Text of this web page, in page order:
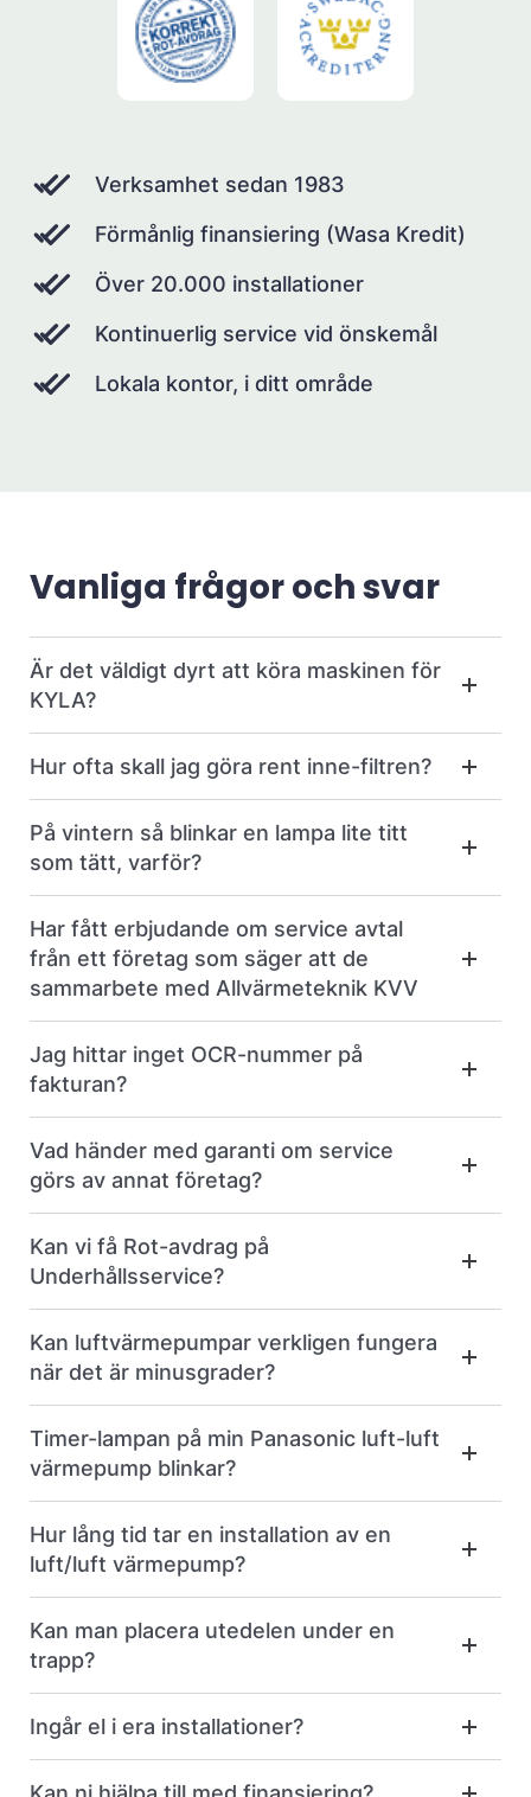
Verksamhet sedan 1983
Förmånlig finansiering (Wasa Kredit)
Över 20.000 installationer
Kontinuerlig service vid önskemål
Lokala kontor, i ditt område
Vanliga frågor och svar
Är det väldigt dyrt att köra maskinen för
KYLA?
Hur ofta skall jag göra rent inne-filtren?
På vintern så blinkar en lampa lite titt
som tätt, varför?
Har fått erbjudande om service avtal
från ett företag som säger att de
sammarbete med Allvärmeteknik KVV
Jag hittar inget OCR-nummer på
fakturan?
Vad händer med garanti om service
görs av annat företag?
Kan vi få Rot-avdrag på
Underhållsservice?
Kan luftvärmepumpar verkligen fungera
när det är minusgrader?
Timer-lampan på min Panasonic luft-luft
värmepump blinkar?
Hur lång tid tar en installation av en
luft/luft värmepump?
Kan man placera utedelen under en
trapp?
Ingår el i era installationer?